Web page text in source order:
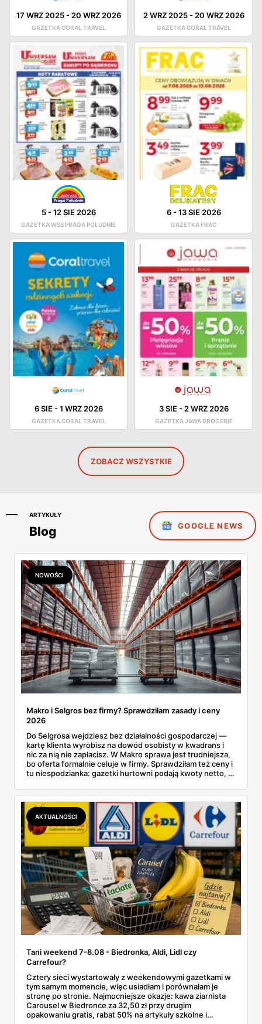
17 WRZ 2025-20 WRZ 2026
GAZETKA CORAL TRAVEL
2 WRZ 2025-20 WRZ 2026
GAZETKA CORAL TRAVEL
5-12 SIE 2026
GAZETKA WSS PRAGA POŁUDNIE
6-13 SIE 2026
GAZETKA FRAC
6 SIE -1 WRZ 2026
GAZETKA CORAL TRAVEL
3 SIE - 2 WRZ 2026
GAZETKA JAWA DROGERIE
ZOBACZ WSZYSTKIE
ARTYKUŁY
Blog GOOGLE NEWS
NOWOŚCI
Makro i Selgros bez firmy? Sprawdziłam zasady i ceny
2026
Do Selgrosa wejdziesz bez działalności gospodarczej —
kartę klienta wyrobisz na dowód osobisty w kwadrans i
nic za nią nie zapłacisz. W Makro sprawa jest trudniejsza,
bo oferta formalnie celuje w firmy. Sprawdziłam też ceny i
tu niespodzianka: gazetki hurtowni podają kwoty netto, a
zawsze wygrywa — ta sama kawa ziarnista kosztuje w
Makro ponad dwa razy więcej niż w weekendowej
promocji dyskontu.
AKTUALNOŚCI
Tani weekend 7-8.08 - Biedronka, Aldi, Lidl czy
Carrefour?
Cztery sieci wystartowały z weekendowymi gazetkami w
tym samym momencie, więc usiadłam i porównałam je
stronę po stronie. Najmocniejsze okazje: kawa ziarnista
Carousel w Biedronce za 32,50 zł przy drugim
opakowaniu gratis, rabat 50% na artykuły szkolne i